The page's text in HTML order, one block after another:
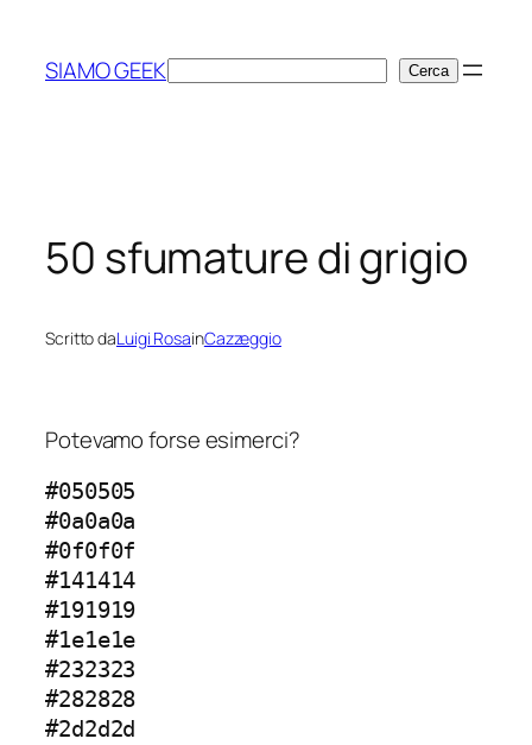
contenuto
SIAMO GEEKCerca Cerca
50 sfumature di grigio
Scritto daLuigi RosainCazzeggio
Potevamo forse esimerci?
#050505
#0a0a0a
#0f0f0f
#141414
#191919
#1e1e1e
#232323
#282828
#2d2d2d